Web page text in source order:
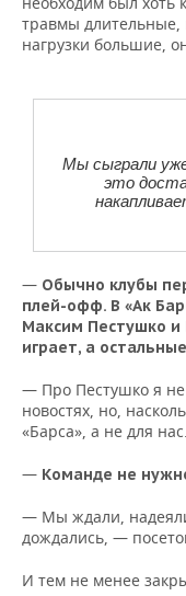
травмы
нагрузки большие,
Мы сыграли
это
— Обычно клубы
плей-офф. В «Ак
Максим Пестушко и
играет, а
— Про Пестушко я не
новостях, но,
«Барса», а не для нас.
— Команде не
— Мы ждали,
дождались, —
И тем не менее